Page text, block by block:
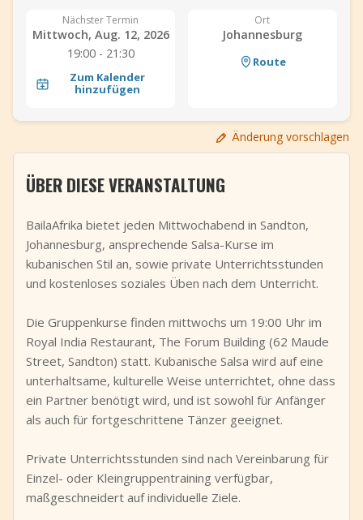
Event hinzufügen
Nächster Termin
Mittwoch, Aug. 12, 2026
19:00 - 21:30
Zum Kalender
hinzufügen
Ort
Johannesburg
Route
Änderung vorschlagen
ÜBER DIESE VERANSTALTUNG
BailaAfrika bietet jeden Mittwochabend in Sandton,
Johannesburg, ansprechende Salsa-Kurse im
kubanischen Stil an, sowie private Unterrichtsstunden
und kostenloses soziales Üben nach dem Unterricht.
Die Gruppenkurse finden mittwochs um 19:00 Uhr im
Royal India Restaurant, The Forum Building (62 Maude
Street, Sandton) statt. Kubanische Salsa wird auf eine
unterhaltsame, kulturelle Weise unterrichtet, ohne dass
ein Partner benötigt wird, und ist sowohl für Anfänger
als auch für fortgeschrittene Tänzer geeignet.
Private Unterrichtsstunden sind nach Vereinbarung für
Einzel- oder Kleingruppentraining verfügbar,
maßgeschneidert auf individuelle Ziele.